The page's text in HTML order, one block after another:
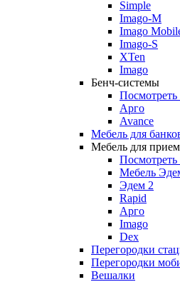
Simple
Imago-M
Imago
Imago-S
XTen
Imago
Бенч-системы
Посмотреть
Арго
Avance
Мебель для
Мебель для
Посмотреть
Мебель
Эдем 2
Rapid
Арго
Imago
Dex
Перегородки
Перегородки
Вешалки